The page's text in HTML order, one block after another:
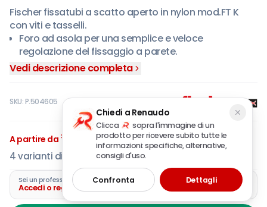
Fischer fissatubi a scatto aperto in nylon mod.FT K
con viti e tasselli.
Foro ad asola per una semplice e veloce
regolazione del fissaggio a parete.
Collegamento in serie con aggancio laterale.
Confezione blister.
Vedi descrizione completa
SKU:P.504605
A partire da € 3 ,02IVA incl.
4varianti disponibili
Sei un professionista?
Accedi o registra la tua azienda
Chiedi a Renaudo
Clicca
sopra l'immagine di un
prodotto per ricevere subito tutte le
informazioni: specifiche, alternative,
consigli d'uso.
Confronta Dettagli